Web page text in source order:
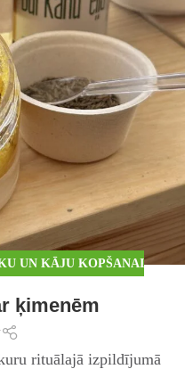
UN KĀJU KOPŠANAI
ķimenēm
rituālajā izpildījumā